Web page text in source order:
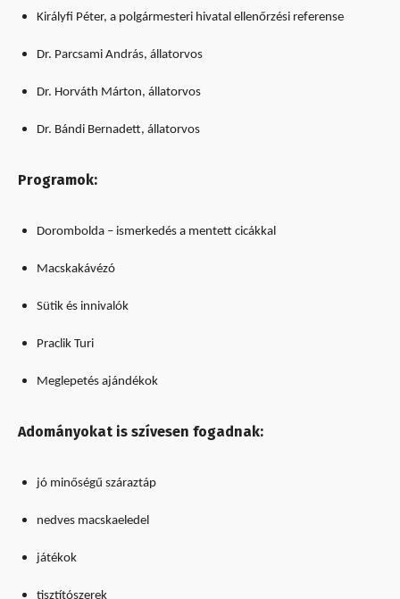
Királyfi Péter, a polgármesteri hivatal ellenőrzési referense
Dr. Parcsami András, állatorvos
Dr. Horváth Márton, állatorvos
Dr. Bándi Bernadett, állatorvos
Programok:
Dorombolda – ismerkedés a mentett cicákkal
Macskakávézó
Sütik és innivalók
Praclik Turi
Meglepetés ajándékok
Adományokat is szívesen fogadnak:
jó minőségű száraztáp
nedves macskaeledel
játékok
tisztítószerek